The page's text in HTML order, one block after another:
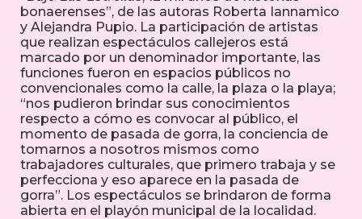
bonaerenses”, de las autoras Roberta Iannamico
y Alejandra Pupio. La participación de artistas
que realizan espectáculos callejeros está
marcado por un denominador importante, las
funciones fueron en espacios públicos no
convencionales como la calle, la plaza o la playa;
“nos pudieron brindar sus conocimientos
respecto a cómo es convocar al público, el
momento de pasada de gorra, la conciencia de
tomarnos a nosotros mismos como
trabajadores culturales, que primero trabaja y se
perfecciona y eso aparece en la pasada de
gorra”. Los espectáculos se brindaron de forma
abierta en el playón municipal de la localidad.